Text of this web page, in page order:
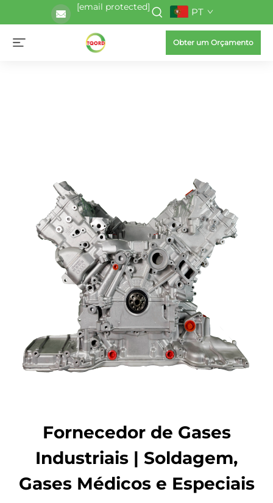
[email protected] PT
Obter um Orçamento
Fornecedor de Gases
Industriais | Soldagem,
Gases Médicos e Especiais